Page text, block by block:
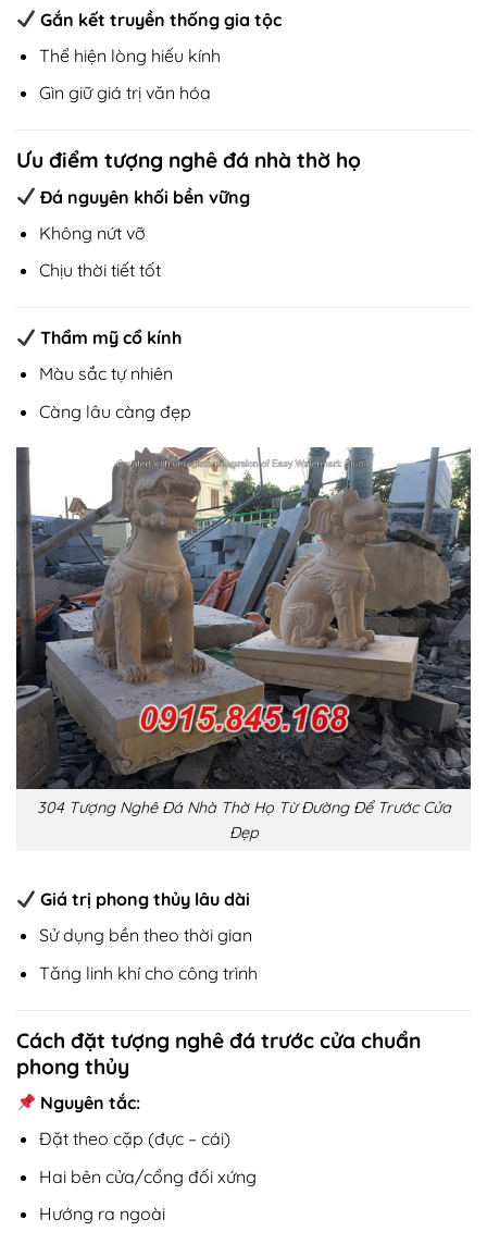
Gắn kết truyền thống gia tộc
Thể hiện lòng hiếu kính
Gìn giữ giá trị văn hóa
Ưu điểm tượng nghê đá nhà thờ họ
Đá nguyên khối bền vững
Không nứt vỡ
Chịu thời tiết tốt
Thẩm mỹ cổ kính
Màu sắc tự nhiên
Càng lâu càng đẹp
304 Tượng Nghê Đá Nhà Thờ Họ Từ Đường Để Trước Cửa
Đẹp
Giá trị phong thủy lâu dài
Sử dụng bền theo thời gian
Tăng linh khí cho công trình
Cách đặt tượng nghê đá trước cửa chuẩn
phong thủy
Nguyên tắc:
Đặt theo cặp (đực – cái)
Hai bên cửa/cổng đối xứng
Hướng ra ngoài